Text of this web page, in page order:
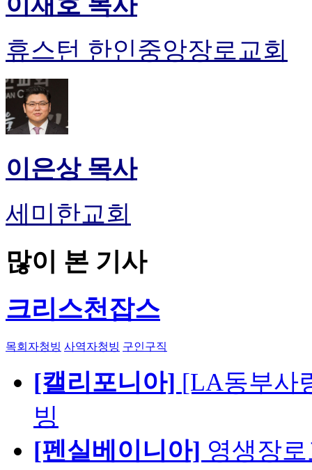
휴스턴 한인중앙장로교회
이은상 목사
세미한교회
많이 본 기사
크리스천잡스
목회자청빙 사역자청빙 구인구직
[캘리포니아] [LA동부사
빙
[펜실베이니아] 영생장